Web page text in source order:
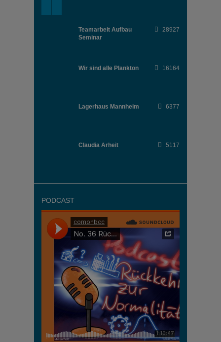
Teamarbeit Aufbau
Seminar
28927
Wir sind alle Plankton 16164
Lagerhaus Mannheim 6377
Claudia Arheit 5117
PODCAST